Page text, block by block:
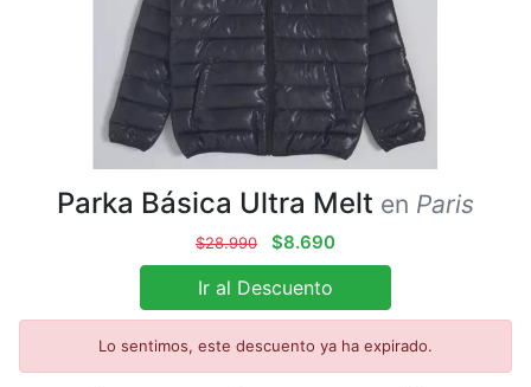
Parka Básica Ultra Melt en Paris
$28.990 $8.690
Ir al Descuento
Lo sentimos, este descuento ya ha expirado.